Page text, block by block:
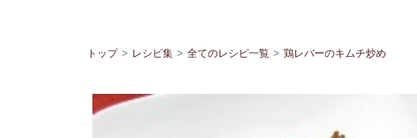
トップ レシピ集 全てのレシピ一覧 鶏レバーのキムチ炒め